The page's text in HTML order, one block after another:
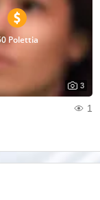
Polettia
3
1